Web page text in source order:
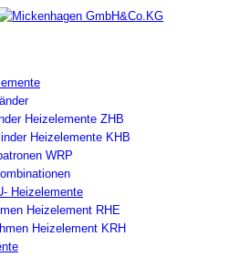
Heizelemente ZHB
Heizelemente KHB
WRP
Heizelemente
Heizelement RHE
Heizelement KRH